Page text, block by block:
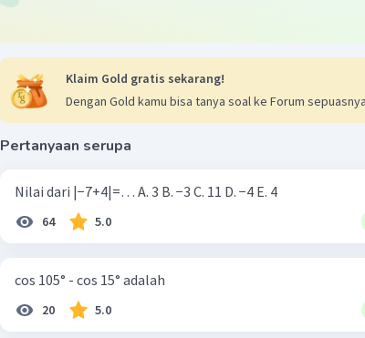
Beri Rating·5.0(1)
Klaim Gold gratis sekarang!
Dengan Gold kamu bisa tanya soal ke Forum
Pertanyaan serupa
Nilai dari |−7+4|=… A. 3 B. −3 C. 11 D. −4 E. 4
64 5.0
cos 105° - cos 15° adalah
20 5.0